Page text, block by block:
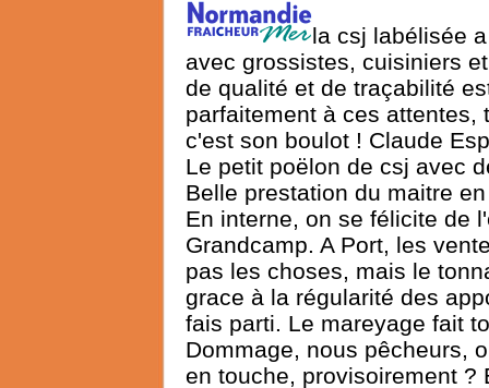
la csj labélisée
avec grossistes, cuisiniers
de qualité et de traçabilité
parfaitement à ces attentes,
c'est son boulot ! Claude
Le petit poëlon de csj avec
Belle prestation du maitre
En interne, on se félicite de
Grandcamp. A Port, les
pas les choses, mais le
grace à la régularité des
fais parti. Le mareyage fait
Dommage, nous pêcheurs,
en touche, provisoirement ?